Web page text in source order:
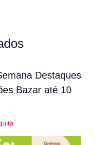
Destaques
Bazar até 10